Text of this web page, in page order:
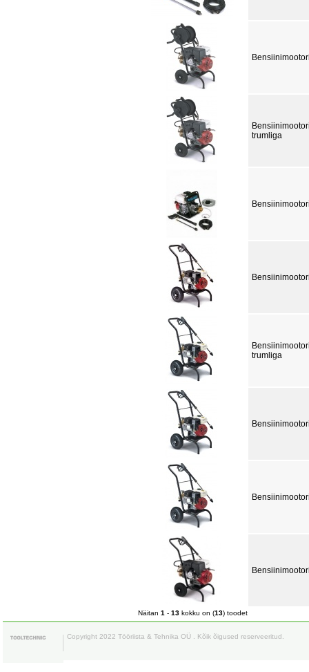
trumliga
trumliga
Näitan 1 - 13 kokku on (13) toodet
Copyright 2022 Tööriista & Tehnika OÜ . Kõik õigused reserveeritud.